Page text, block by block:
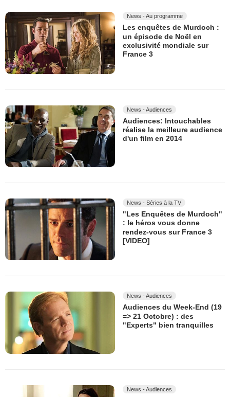
News - Au programme
Les enquêtes de Murdoch :
un épisode de Noël en
exclusivité mondiale sur
France 3
News - Audiences
Audiences: Intouchables
réalise la meilleure audience
d'un film en 2014
News - Séries à la TV
"Les Enquêtes de Murdoch"
: le héros vous donne
rendez-vous sur France 3
[VIDEO]
News - Audiences
Audiences du Week-End (19
=> 21 Octobre) : des
"Experts" bien tranquilles
News - Audiences